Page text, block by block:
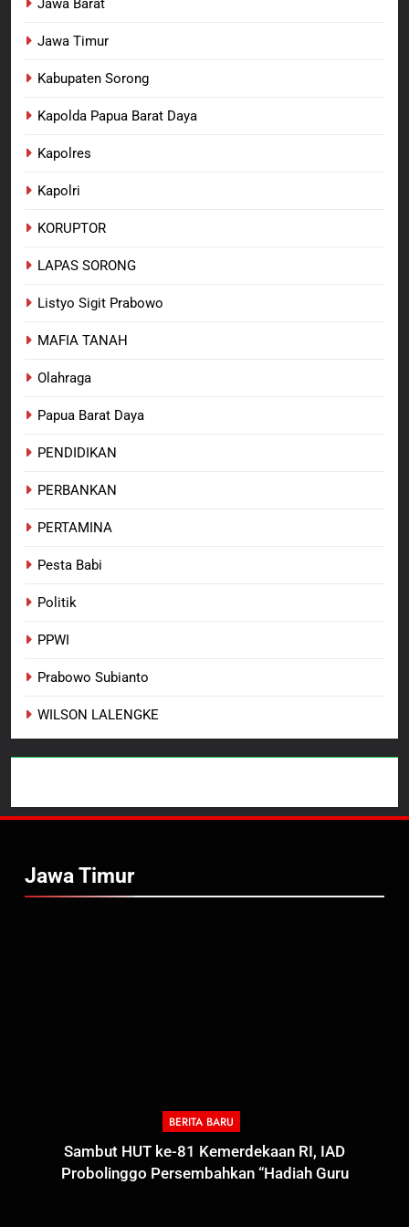
Jawa Barat
Jawa Timur
Kabupaten Sorong
Kapolda Papua Barat Daya
Kapolres
Kapolri
KORUPTOR
LAPAS SORONG
Listyo Sigit Prabowo
MAFIA TANAH
Olahraga
Papua Barat Daya
PENDIDIKAN
PERBANKAN
PERTAMINA
Pesta Babi
Politik
PPWI
Prabowo Subianto
WILSON LALENGKE
Jawa Timur
BERITA BARU
Sambut HUT ke-81 Kemerdekaan RI, IAD
Probolinggo Persembahkan “Hadiah Guru